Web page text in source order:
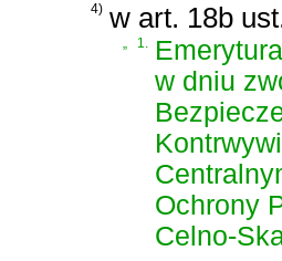
4) w art. 18b
„ 1.
w dniu
Ochrony
Celno-